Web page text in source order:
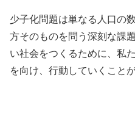
少子化問題は単なる人口の
方そのものを問う深刻な課
い社会をつくるために、私
を向け、行動していくこと